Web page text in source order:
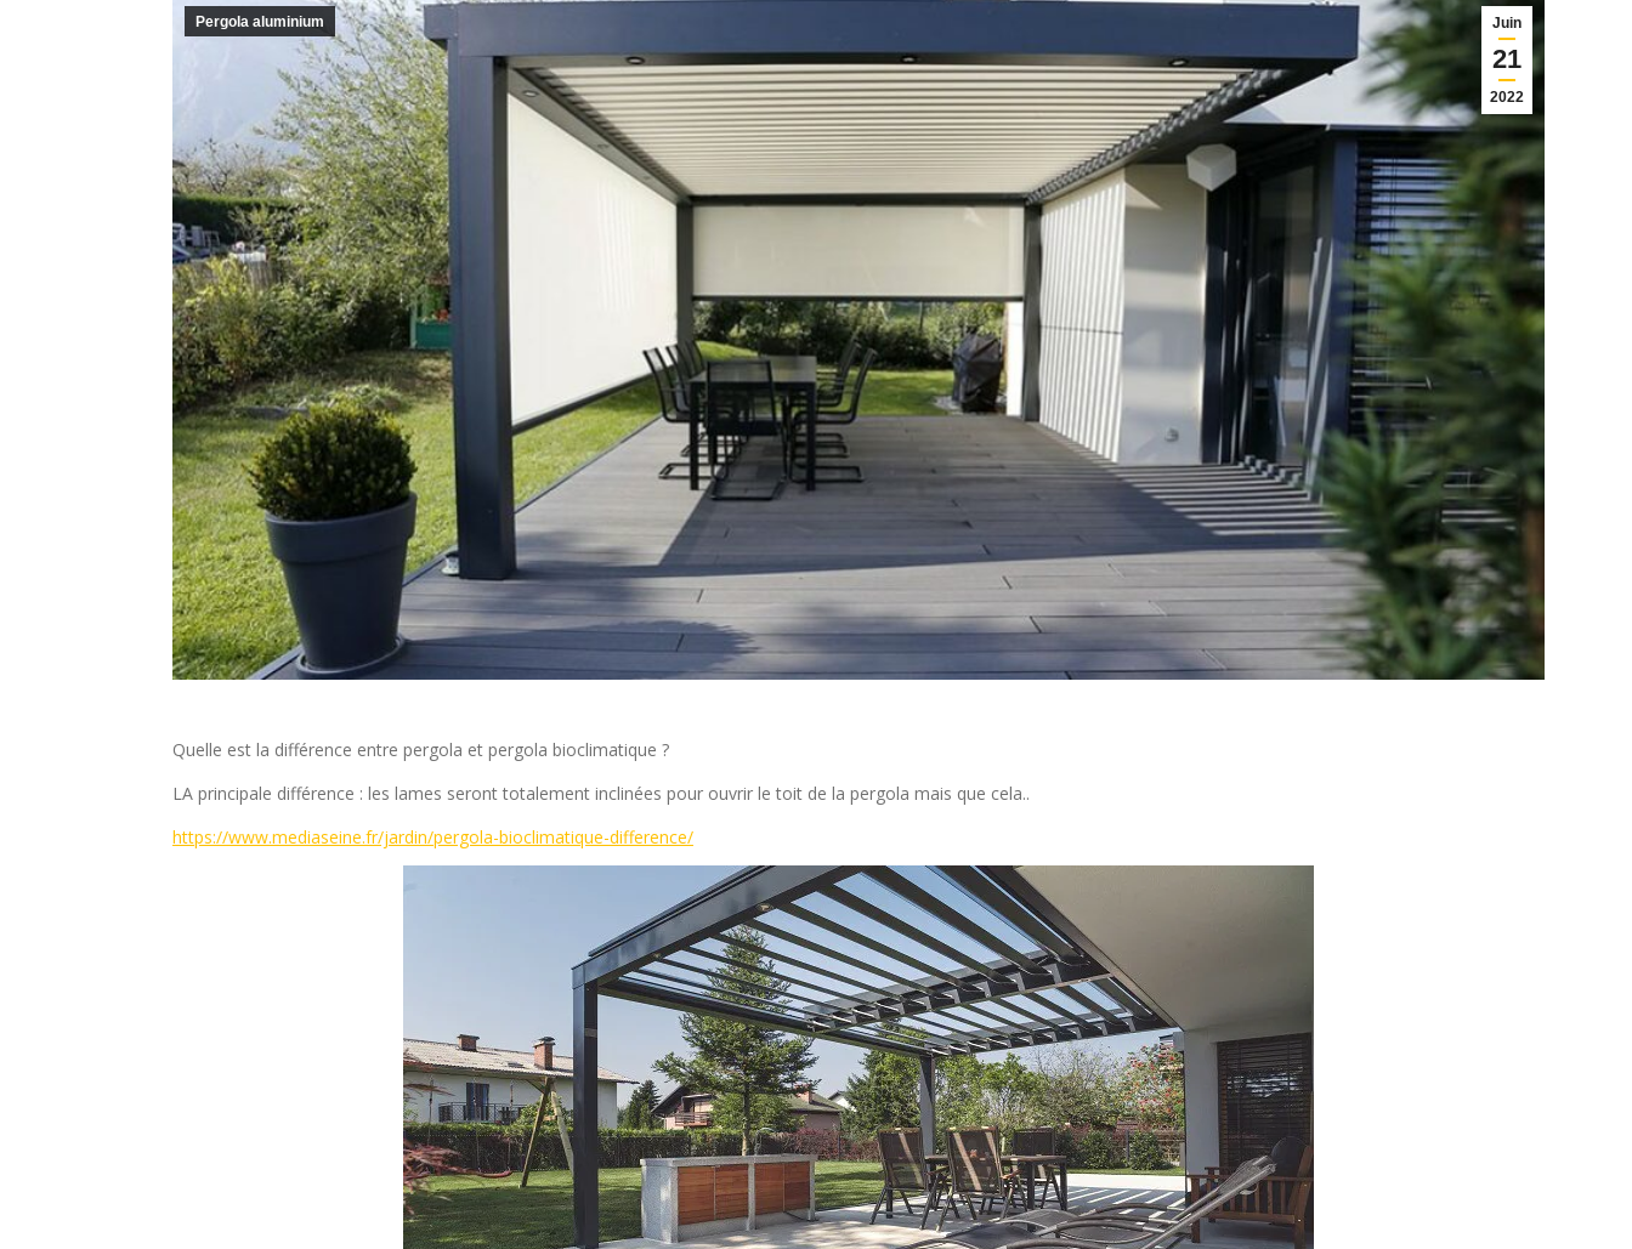
Juin
21
2022
Pergola aluminium
Quelle est la différence entre pergola et pergola bioclimatique ?
LA principale différence : les lames seront totalement inclinées pour ouvrir le toit de la pergola mais que cela..
https://www.mediaseine.fr/jardin/pergola-bioclimatique-difference/